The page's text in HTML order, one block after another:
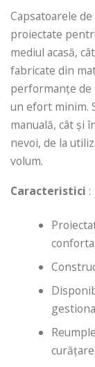
Capsatoarele
proiectate
mediul acasă,
fabricate din
performanțe de
un efort minim.
manuală, cât și
nevoi, de la
volum.
Caracteristici :